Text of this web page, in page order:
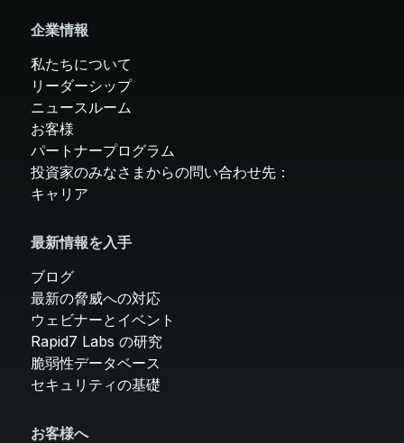
企業情報
私たちについて
リーダーシップ
ニュースルーム
お客様
パートナープログラム
投資家のみなさまからの問い合わせ先：
キャリア
最新情報を入手
ブログ
最新の脅威への対応
ウェビナーとイベント
Rapid7 Labs の研究
脆弱性データベース
セキュリティの基礎
お客様へ